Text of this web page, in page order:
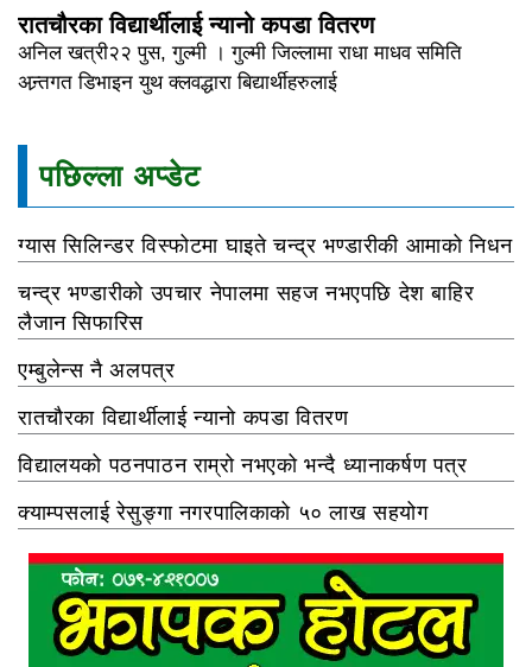
रातचौरका विद्यार्थीलाई न्यानो कपडा वितरण
अनिल खत्री२२ पुस, गुल्मी । गुल्मी जिल्लामा राधा माधव समिति
अन्र्तगत डिभाइन युथ क्लवद्धारा बिद्यार्थीहरुलाई
पछिल्ला अप्डेट
ग्यास सिलिन्डर विस्फोटमा घाइते चन्द्र भण्डारीकी आमाको निधन
चन्द्र भण्डारीको उपचार नेपालमा सहज नभएपछि देश बाहिर
लैजान सिफारिस
एम्बुलेन्स नै अलपत्र
रातचौरका विद्यार्थीलाई न्यानो कपडा वितरण
विद्यालयको पठनपाठन राम्रो नभएको भन्दै ध्यानाकर्षण पत्र
क्याम्पसलाई रेसुङ्गा नगरपालिकाको ५० लाख सहयोग